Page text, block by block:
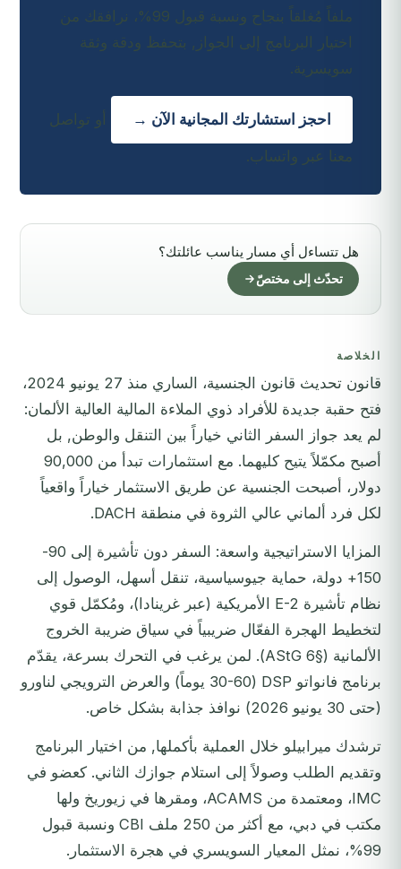
ملفاً مُغلقاً بنجاح ونسبة قبول 99%، نرافقك من
اختيار البرنامج إلى الجواز, بتحفظ ودقة وثقة
سويسرية.
احجز استشارتك المجانية الآن → أو تواصل
معنا عبر واتساب.
هل تتساءل أي مسار يناسب عائلتك؟
تحدّث إلى مختصّ
الخلاصة
قانون تحديث قانون الجنسية، الساري منذ 27 يونيو 2024،
فتح حقبة جديدة للأفراد ذوي الملاءة المالية العالية الألمان:
لم يعد جواز السفر الثاني خياراً بين التنقل والوطن, بل
أصبح مكمّلاً يتيح كليهما. مع استثمارات تبدأ من 90,000
دولار، أصبحت الجنسية عن طريق الاستثمار خياراً واقعياً
لكل فرد ألماني عالي الثروة في منطقة DACH.
المزايا الاستراتيجية واسعة: السفر دون تأشيرة إلى 90-
150+ دولة، حماية جيوسياسية، تنقل أسهل، الوصول إلى
نظام تأشيرة E-2 الأمريكية (عبر غرينادا)، ومُكمّل قوي
لتخطيط الهجرة الفعّال ضريبياً في سياق ضريبة الخروج
الألمانية (§6 AStG). لمن يرغب في التحرك بسرعة، يقدّم
برنامج فانواتو DSP (30-60 يوماً) والعرض الترويجي لناورو
(حتى 30 يونيو 2026) نوافذ جذابة بشكل خاص.
ترشدك ميرابيلو خلال العملية بأكملها, من اختيار البرنامج
وتقديم الطلب وصولاً إلى استلام جوازك الثاني. كعضو في
IMC، ومعتمدة من ACAMS، ومقرها في زيوريخ ولها
مكتب في دبي، مع أكثر من 250 ملف CBI ونسبة قبول
99%، نمثل المعيار السويسري في هجرة الاستثمار.